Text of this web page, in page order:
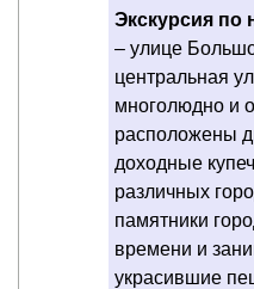
Экскурсия по
– улице
центральная
многолюдно и
расположены
доходные
различных
памятники
времени и
украсившие